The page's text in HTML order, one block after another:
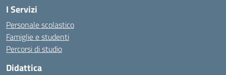
I Servizi
Personale scolastico
Famiglie e studenti
Percorsi di studio
Didattica